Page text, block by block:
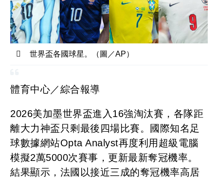
世界盃各國球星。（圖／AP）
體育中心／綜合報導
2026美加墨世界盃進入16強淘汰賽，各隊距
離大力神盃只剩最後四場比賽。國際知名足
球數據網站Opta Analyst再度利用超級電腦
模擬2萬5000次賽事，更新最新奪冠機率。
結果顯示，法國以接近三成的奪冠機率高居